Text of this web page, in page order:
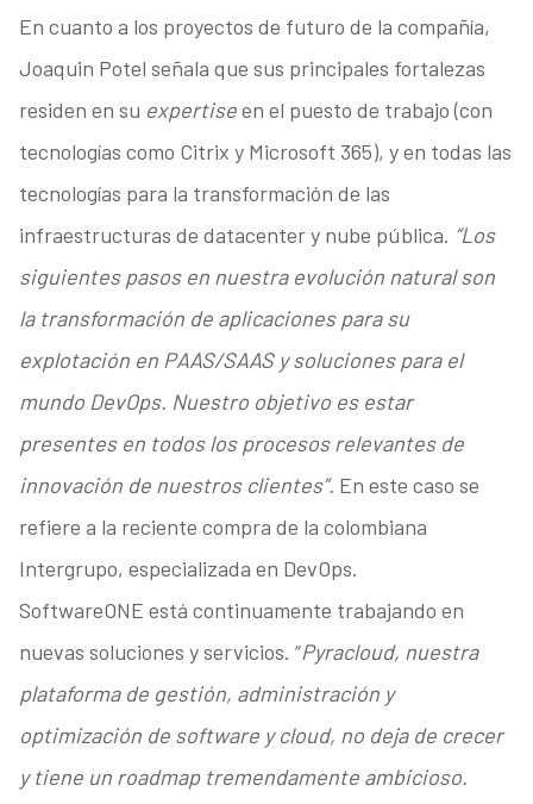
En cuanto a los proyectos de futuro de la compañía,
Joaquin Potel señala que sus principales fortalezas
residen en su expertiseen el puesto de trabajo (con
tecnologías como Citrix y Microsoft 365), y en todas las
tecnologías para la transformación de las
infraestructuras de datacenter y nube pública. “Los
siguientes pasos en nuestra evolución natural son
la transformación de aplicaciones para su
explotación en PAAS/SAAS y soluciones para el
mundo DevOps. Nuestro objetivo es estar
presentes en todos los procesos relevantes de
innovación de nuestros clientes”. En este caso se
refiere a la reciente compra de la colombiana
Intergrupo, especializada en DevOps.
SoftwareONE está continuamente trabajando en
nuevas soluciones y servicios. “Pyracloud, nuestra
plataforma de gestión, administración y
optimización de software y cloud, no deja de crecer
y tiene un roadmap tremendamente ambicioso.